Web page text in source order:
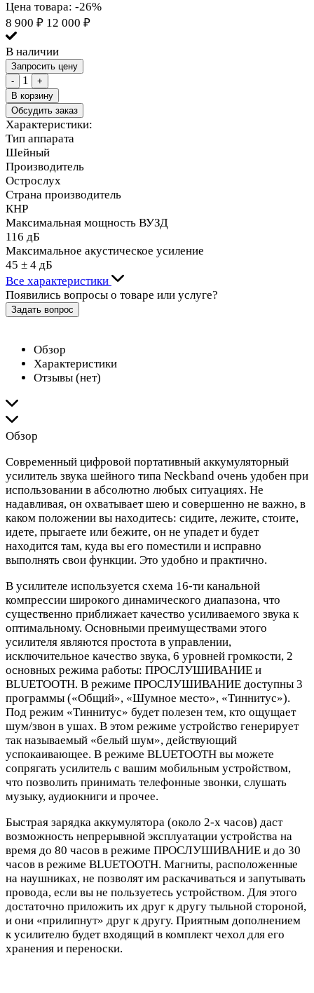
Цена товара: -26%
8 900 ₽ 12 000 ₽
В наличии
Запросить цену
-
1
+
В корзину
Обсудить заказ
Характеристики:
Тип аппарата
Шейный
Производитель
Острослух
Страна производитель
КНР
Максимальная мощность ВУЗД
116 дБ
Максимальное акустическое усиление
45 ± 4 дБ
Все характеристики
Появились вопросы о товаре или услуге?
Задать вопрос
Обзор
Характеристики
Отзывы (нет)
Обзор
Современный цифровой портативный аккумуляторный
усилитель звука шейного типа Neckband очень удобен при
использовании в абсолютно любых ситуациях. Не
надавливая, он охватывает шею и совершенно не важно, в
каком положении вы находитесь: сидите, лежите, стоите,
идете, прыгаете или бежите, он не упадет и будет
находится там, куда вы его поместили и исправно
выполнять свои функции. Это удобно и практично.
В усилителе используется схема 16-ти канальной
компрессии широкого динамического диапазона, что
существенно приближает качество усиливаемого звука к
оптимальному. Основными преимуществами этого
усилителя являются простота в управлении,
исключительное качество звука, 6 уровней громкости, 2
основных режима работы: ПРОСЛУШИВАНИЕ и
BLUETOOTH. В режиме ПРОСЛУШИВАНИЕ доступны 3
программы («Общий», «Шумное место», «Тиннитус»).
Под режим «Тиннитус» будет полезен тем, кто ощущает
шум/звон в ушах. В этом режиме устройство генерирует
так называемый «белый шум», действующий
успокаивающее. В режиме BLUETOOTH вы можете
сопрягать усилитель с вашим мобильным устройством,
что позволить принимать телефонные звонки, слушать
музыку, аудиокниги и прочее.
Быстрая зарядка аккумулятора (около 2-х часов) даст
возможность непрерывной эксплуатации устройства на
время до 80 часов в режиме ПРОСЛУШИВАНИЕ и до 30
часов в режиме BLUETOOTH. Магниты, расположенные
на наушниках, не позволят им раскачиваться и запутывать
провода, если вы не пользуетесь устройством. Для этого
достаточно приложить их друг к другу тыльной стороной,
и они «прилипнут» друг к другу. Приятным дополнением
к усилителю будет входящий в комплект чехол для его
хранения и переноски.